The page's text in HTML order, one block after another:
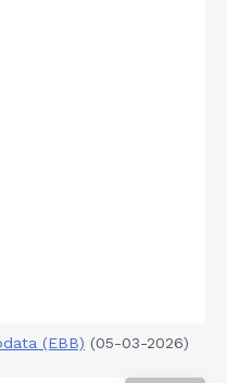
(EBB) (05-03-2026)